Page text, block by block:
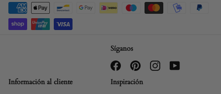
Síganos
FacebookPinterestInstagramYouTube
Información al cliente Inspiración